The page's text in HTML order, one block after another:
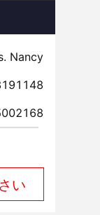
Nancy
い